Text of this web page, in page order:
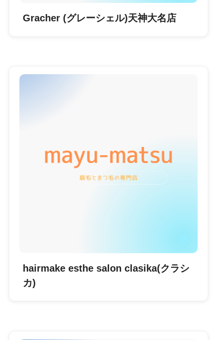
Gracher (グレーシェル)天神大名店
hairmake esthe salon clasika(クラシ
カ)